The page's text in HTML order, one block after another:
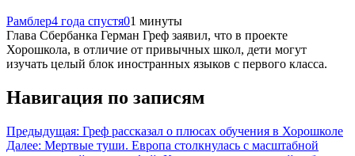
Рамблер4 года спустя01 минуты
Глава Сбербанка Герман Греф заявил, что в проекте
Хорошкола, в отличие от привычных школ, дети могут
изучать целый блок иностранных языков с первого класса.
Навигация по записям
Предыдущая: Греф рассказал о плюсах обучения в Хорошколе
Далее: Мертвые туши. Европа столкнулась с масштабной